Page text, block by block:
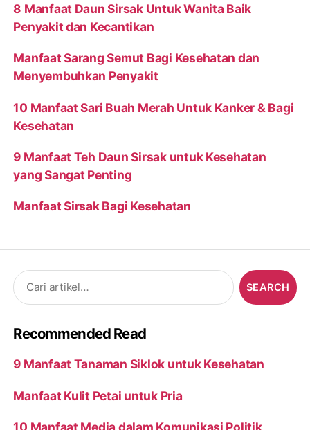
8 Manfaat Daun Sirsak Untuk Wanita Baik
Penyakit dan Kecantikan
Manfaat Sarang Semut Bagi Kesehatan dan
Menyembuhkan Penyakit
10 Manfaat Sari Buah Merah Untuk Kanker & Bagi
Kesehatan
9 Manfaat Teh Daun Sirsak untuk Kesehatan
yang Sangat Penting
Manfaat Sirsak Bagi Kesehatan
Search
for:
Recommended Read
9 Manfaat Tanaman Siklok untuk Kesehatan
Manfaat Kulit Petai untuk Pria
10 Manfaat Media dalam Komunikasi Politik